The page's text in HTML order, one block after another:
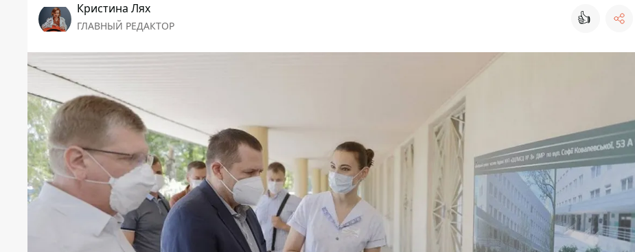
Кристина Лях
ГЛАВНЫЙ РЕДАКТОР 👍